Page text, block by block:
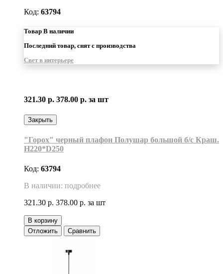
Код: 63794
Товар В наличии
Последний товар, снят с производства
Свет в интерьере
321.30 р. 378.00 р. за шт
Закрыть
"Горох" черный плафон Полушар большой б/с Краш.
H220*D250
Код: 63794
В наличии: подробнее
321.30 р. 378.00 р. за шт
В корзину
Отложить
Сравнить